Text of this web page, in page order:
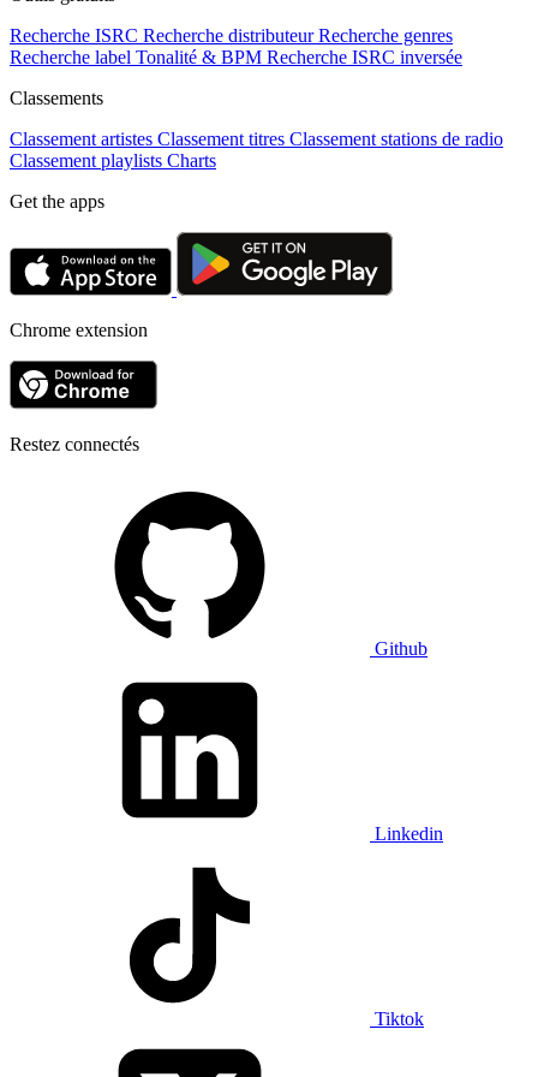
Recherche ISRC Recherche distributeur Recherche genres
Recherche label Tonalité & BPM Recherche ISRC inversée
Classements
Classement artistes Classement titres Classement stations de radio
Classement playlists Charts
Get the apps
Chrome extension
Restez connectés
Github
Linkedin
Tiktok